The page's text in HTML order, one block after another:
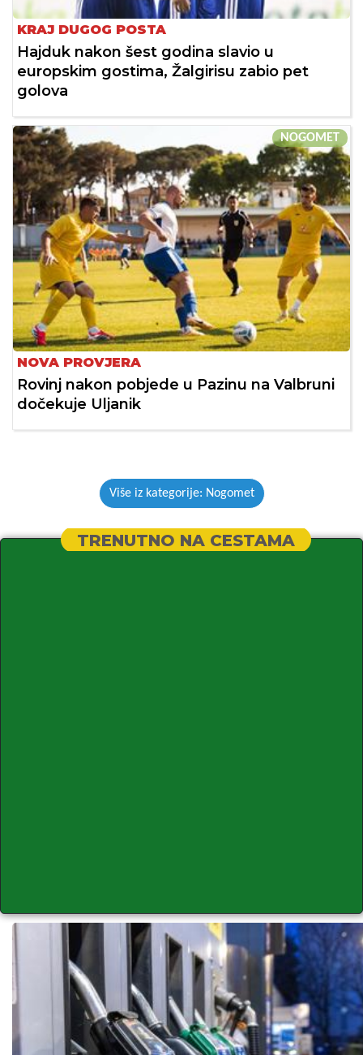
KRAJ DUGOG POSTA
Hajduk nakon šest godina slavio u
europskim gostima, Žalgirisu zabio pet
golova
NOGOMET
NOVA PROVJERA
Rovinj nakon pobjede u Pazinu na Valbruni
dočekuje Uljanik
Više iz kategorije: Nogomet
TRENUTNO NA CESTAMA